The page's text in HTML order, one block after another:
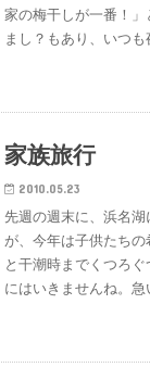
家の梅干し
まし？もあり、いつ
家族旅行
2010.05.23
先週の週末に、浜名
が、今年は子供たち
と干潮時までくつろ
にはいきませんね。